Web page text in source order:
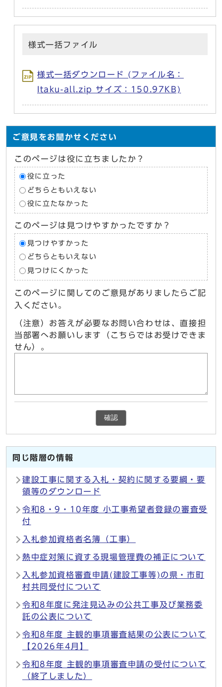
様式一括ファイル
様式一括ダウンロード (ファイル名：
Itaku-all.zip サイズ：150.97KB)
ご意見をお聞かせください
このページは役に立ちましたか？
役に立った
どちらともいえない
役に立たなかった
このページは見つけやすかったですか？
見つけやすかった
どちらともいえない
見つけにくかった
このページに関してのご意見がありましたらご記
入ください。
（注意）お答えが必要なお問い合わせは、直接担
当部署へお願いします（こちらではお受けできま
せん）。
確認
同じ階層の情報
建設工事に関する入札・契約に関する要綱・要
領等のダウンロード
令和8・9・10年度 小工事希望者登録の審査受
付
入札参加資格者名簿（工事）
熱中症対策に資する現場管理費の補正について
入札参加資格審査申請(建設工事等)の県・市町
村共同受付について
令和8年度に発注見込みの公共工事及び業務委
託の公表について
令和8年度 主観的事項審査結果の公表について
【2026年4月】
令和8年度 主観的事項審査申請の受付について
（終了しました）